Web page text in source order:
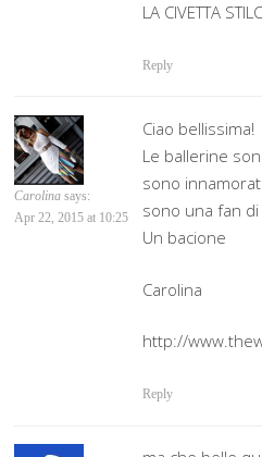
LA CIVETTA
Reply
Carolina says:
Apr 22, 2015 at 10:25
Ciao bellissima!
Le ballerine
sono
sono una fan di
Un bacione
Carolina
http://
Reply